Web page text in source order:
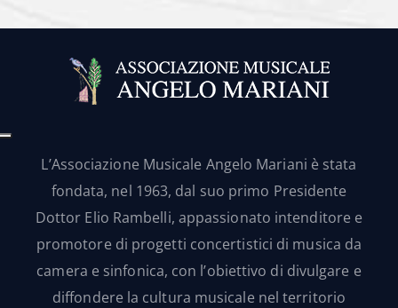
L’Associazione Musicale Angelo Mariani è stata
fondata, nel 1963, dal suo primo Presidente
Dottor Elio Rambelli, appassionato intenditore e
promotore di progetti concertistici di musica da
camera e sinfonica, con l’obiettivo di divulgare e
diffondere la cultura musicale nel territorio